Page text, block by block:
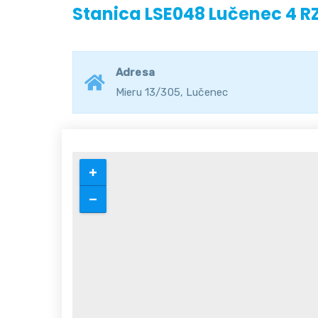
Stanica LSE048 Lučenec 4
Adresa
Mieru 13/305, Lučenec